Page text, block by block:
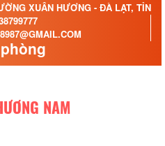
XUÂN HƯƠNG - ĐÀ LẠT, TỈNH
NAM